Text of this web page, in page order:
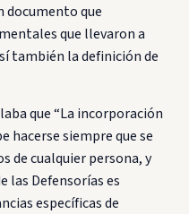
documento que
que llevaron a
también la definición de
que “La incorporación
hacerse siempre que se
de cualquier persona, y
las Defensorías es
específicas de